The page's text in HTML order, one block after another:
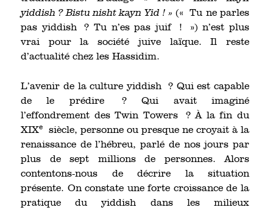
yiddish ? Bistu nisht kayn Yid ! » (« Tu ne parles
pas yiddish ? Tu n’es pas juif ! ») n’est plus
vrai pour la société juive laïque. Il reste
d’actualité chez les Hassidim.
L’avenir de la culture yiddish ? Qui est capable
de le prédire ? Qui avait imaginé
l’effondrement des Twin Towers ? À la fin du
XIXe
siècle, personne ou presque ne croyait à la
renaissance de l’hébreu, parlé de nos jours par
plus de sept millions de personnes. Alors
contentons-nous de décrire la situation
présente. On constate une forte croissance de la
pratique du yiddish dans les milieux